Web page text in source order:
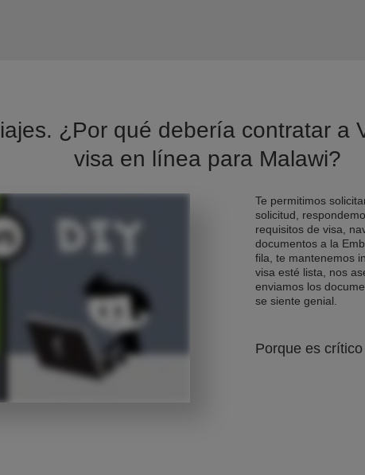
¿Por qué debería contratar a
visa en línea para Malawi?
Te permitimos
solicitud,
requisitos de visa,
documentos a la
fila, te mantenemos
visa esté lista, nos
enviamos los
se siente genial.
Porque es